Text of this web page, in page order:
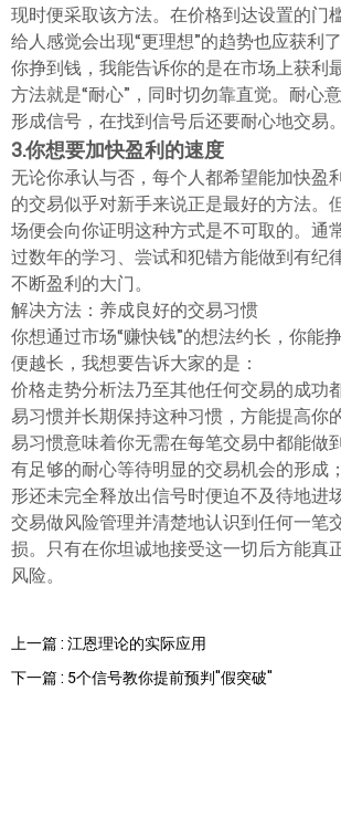
现时便采取该方法。在价格到达设置的门
给人感觉会出现“更理想”的趋势也应获利
你挣到钱，我能告诉你的是在市场上获利
方法就是“耐心”，同时切勿靠直觉。耐心
形成信号，在找到信号后还要耐心地交易。
3.你想要加快盈利的速度
无论你承认与否，每个人都希望能加快盈
的交易似乎对新手来说正是最好的方法。
场便会向你证明这种方式是不可取的。通
过数年的学习、尝试和犯错方能做到有纪
不断盈利的大门。
解决方法：养成良好的交易习惯
你想通过市场“赚快钱”的想法约长，你能
便越长，我想要告诉大家的是：
价格走势分析法乃至其他任何交易的成功
易习惯并长期保持这种习惯，方能提高你
易习惯意味着你无需在每笔交易中都能做
有足够的耐心等待明显的交易机会的形成
形还未完全释放出信号时便迫不及待地进
交易做风险管理并清楚地认识到任何一笔
损。只有在你坦诚地接受这一切后方能真
风险。
上一篇 : 江恩理论的实际应用
下一篇 : 5个信号教你提前预判"假突破"